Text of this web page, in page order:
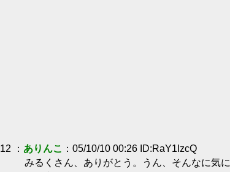
12 ： ありんこ
：05/10/10 00:26 ID:RaY1IzcQ
みるくさん、ありがとう。うん、そんなに気